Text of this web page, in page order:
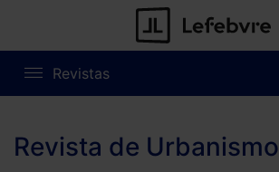
Revistas
Revista de Urbanismo